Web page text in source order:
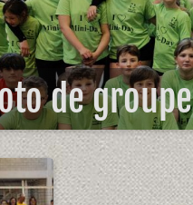
de groupe